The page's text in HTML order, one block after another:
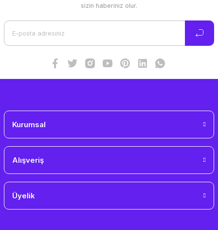
sizin haberiniz olur.
Kurumsal
Alışveriş
Üyelik